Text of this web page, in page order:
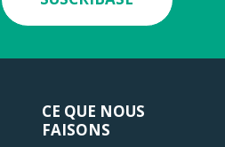
CE QUE NOUS
FAISONS